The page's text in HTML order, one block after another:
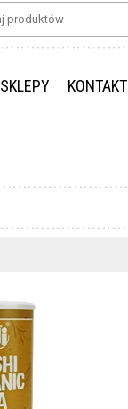
SKLEPY KONTAKT